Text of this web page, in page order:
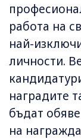
работа на
най-
личности.
наградите
бъдат
на